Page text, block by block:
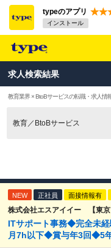
typeのアプリ
インストール
求人検索結果
教育業界 × BtoBサービスの転職・求人情
教育／BtoBサービス
NEW 正社員 面接情報有
株式会社エスアイイー 【東京
ITサポート事務◆完全未
月7h以下◆賞与年3回◆5